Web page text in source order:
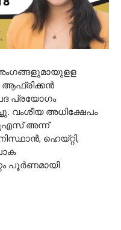
ആഫ്രിക്കന്‍
പ്രയോഗം
വംശീയ അധിക്ഷേപം
യുഎസ് അന്ന്
ഹെയ്റ്റി,
പൂര്‍ണമായി